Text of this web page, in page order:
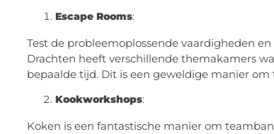
Escape Rooms:
Test de probleemoplossende vaardigheden
Drachten heeft verschillende themakamers
bepaalde tijd. Dit is een geweldige manier
Kookworkshops:
Koken is een fantastische manier om